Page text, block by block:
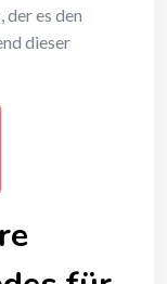
es den
dieser